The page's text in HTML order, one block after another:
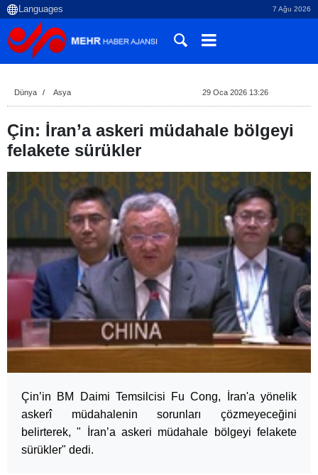
7 Ağu 2026
Dünya Asya 29 Oca 2026 13:26
Çin: İran’a askeri müdahale bölgeyi
felakete sürükler
Çin’in BM Daimi Temsilcisi Fu Cong, İran'a yönelik
askerî müdahalenin sorunları çözmeyeceğini
belirterek, " İran’a askeri müdahale bölgeyi felakete
sürükler" dedi.